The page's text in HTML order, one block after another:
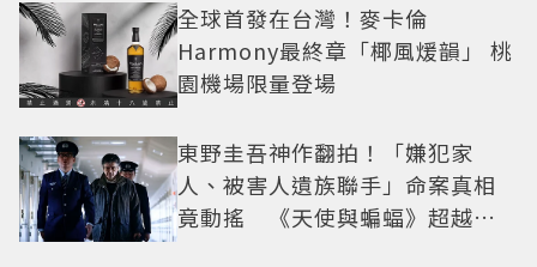
全球首發在台灣！麥卡倫
Harmony最終章「椰風煖韻」 桃
園機場限量登場
東野圭吾神作翻拍！「嫌犯家
人、被害人遺族聯手」命案真相
竟動搖 《天使與蝙蝠》超越懸